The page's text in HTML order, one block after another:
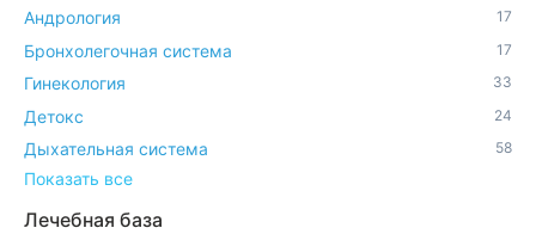
Андрология 17
Бронхолегочная система 17
Гинекология 33
Детокс 24
Дыхательная система 58
Показать все
Лечебная база